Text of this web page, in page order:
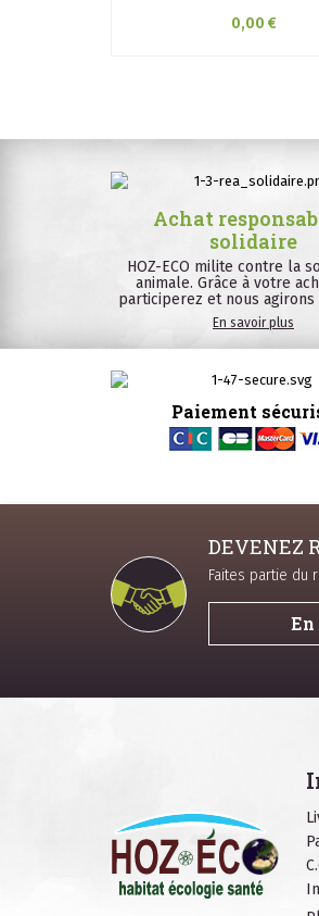
0,00 €
Achat
solidaire
HOZ-ECO milite contre la
animale. Grâce à votre
participerez et nous
En savoir plus
Paiement
DEVENEZ
Faites partie du